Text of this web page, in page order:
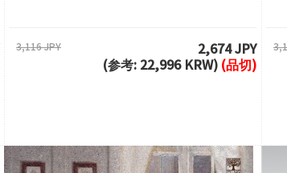
3,116 JPY
2,674 JPY
(参考: 22,996 KRW) (品切)